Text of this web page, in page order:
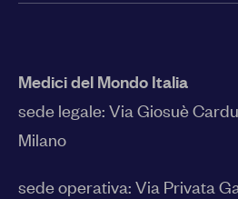
Medici del Mondo Italia
sede legale: Via Giosuè
Milano
sede operativa: Via Privata